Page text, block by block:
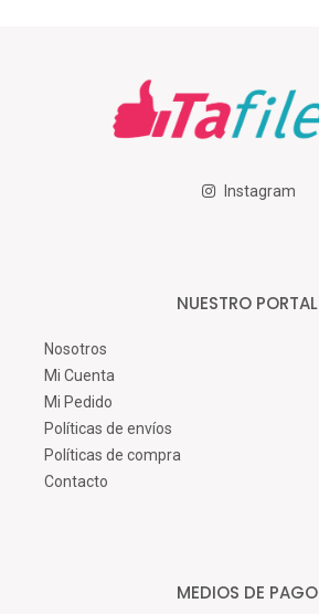
Instagram
NUESTRO PORTAL
Nosotros
Mi Cuenta
Mi Pedido
Políticas de envíos
Políticas de compra
Contacto
MEDIOS DE PAGO